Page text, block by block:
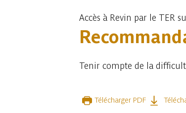
Accès à Revin par le TER
Tenir compte de la
Télécharger PDF